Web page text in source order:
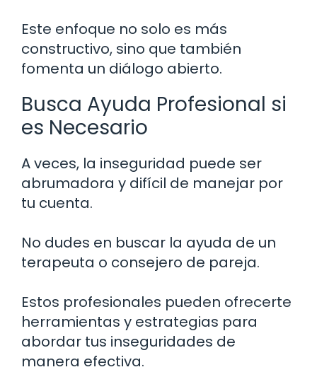
Este enfoque no solo es más
constructivo, sino que también
fomenta un diálogo abierto.
Busca Ayuda Profesional si
es Necesario
A veces, la inseguridad puede ser
abrumadora y difícil de manejar por
tu cuenta.
No dudes en buscar la ayuda de un
terapeuta o consejero de pareja.
Estos profesionales pueden ofrecerte
herramientas y estrategias para
abordar tus inseguridades de
manera efectiva.